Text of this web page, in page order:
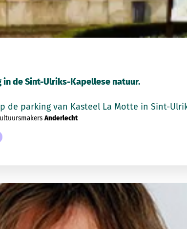
in de Sint-Ulriks-Kapellese natuur.
de parking van Kasteel La Motte in Sint-
Anderlecht